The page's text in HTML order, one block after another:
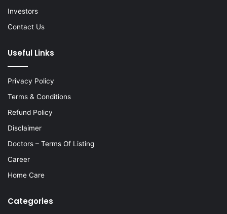
Investors
Contact Us
Useful Links
Privacy Policy
Terms & Conditions
Refund Policy
Disclaimer
Doctors – Terms Of Listing
Career
Home Care
Categories